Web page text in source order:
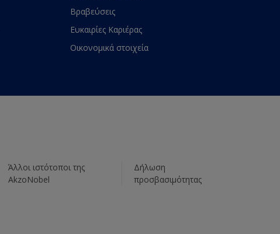
Βραβεύσεις
Ευκαιρίες Καριέρας
Οικονομικά στοιχεία
Άλλοι ιστότοποι της
AkzoNobel
Δήλωση
προσβασιμότητας